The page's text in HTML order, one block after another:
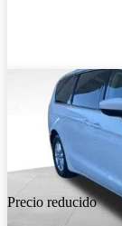
Precio reducido